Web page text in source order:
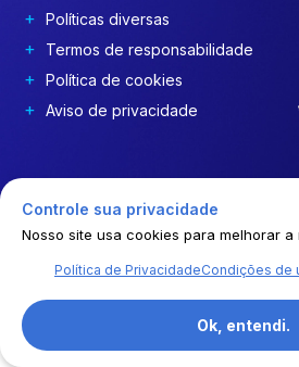
Políticas diversas
Termos de responsabilidade
Política de cookies
Aviso de privacidade
© | 2026 | GEP COSTDRIVERS |
Controle sua privacidade
Nosso site usa cookies para melhorar a
Política de PrivacidadeCondições de
Ok, entendi.